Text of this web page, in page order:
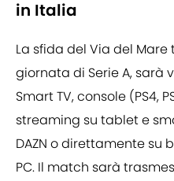
in Italia
La sfida del Via del
giornata di Serie A, sarà
Smart TV, console (PS4,
streaming su tablet e
DAZN o direttamente su
PC. Il match sarà